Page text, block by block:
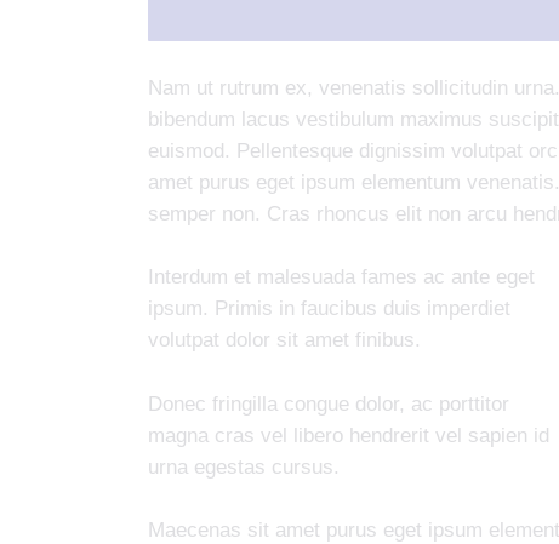
Nam ut rutrum ex, venenatis sollicitudin
bibendum lacus vestibulum maximus
euismod. Pellentesque dignissim volutpat
amet purus eget ipsum elementum
semper non. Cras rhoncus elit non arcu
Interdum et malesuada fames ac ante eget
ipsum. Primis in faucibus duis imperdiet
volutpat dolor sit amet finibus.
Donec fringilla congue dolor, ac porttitor
magna cras vel libero hendrerit vel sapien id
urna egestas cursus.
Maecenas sit amet purus eget ipsum